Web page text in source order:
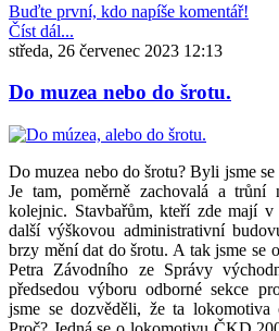
Buďte první, kdo napíše komentář!
Číst dál...
středa, 26 červenec 2023 12:13
Do muzea nebo do šrotu.
Do muzea nebo do šrotu? Byli jsme
Je tam, poměrně zachovalá a trůní
kolejnic. Stavbařům, kteří zde mají v
další výškovou administrativní
brzy mění dat do šrotu. A tak jsme se
Petra Závodního ze Správy
předsedou výboru odborné sekce
jsme se dozvěděli, že ta